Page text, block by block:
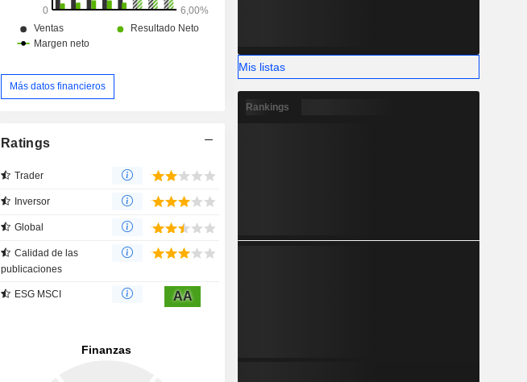
Más datos financieros
Ratings
Trader
Inversor
Global
Calidad de las
publicaciones
ESG MSCI AA
Mis listas
Rankings